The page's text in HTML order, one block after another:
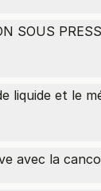
SOUS
liquide et le
avec la